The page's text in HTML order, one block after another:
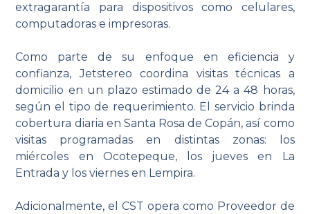
extragarantía para dispositivos como celulares,
computadoras e impresoras.
Como parte de su enfoque en eficiencia y
confianza, Jetstereo coordina visitas técnicas a
domicilio en un plazo estimado de 24 a 48 horas,
según el tipo de requerimiento. El servicio brinda
cobertura diaria en Santa Rosa de Copán, así como
visitas programadas en distintas zonas: los
miércoles en Ocotepeque, los jueves en La
Entrada y los viernes en Lempira.
Adicionalmente, el CST opera como Proveedor de